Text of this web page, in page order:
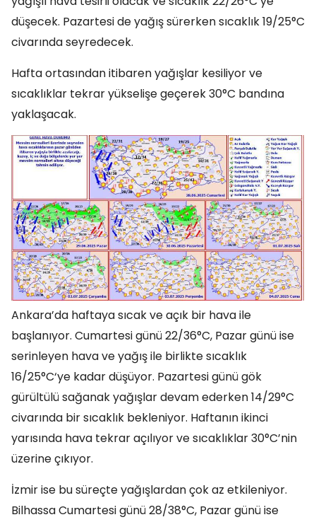
düşecek. Pazartesi de yağış sürerken sıcaklık 19/25°C
civarında seyredecek.
Hafta ortasından itibaren yağışlar kesiliyor ve
sıcaklıklar tekrar yükselişe geçerek 30°C bandına
yaklaşacak.
Ankara’da haftaya sıcak ve açık bir hava ile
başlanıyor. Cumartesi günü 22/36°C, Pazar günü ise
serinleyen hava ve yağış ile birlikte sıcaklık
16/25°C‘ye kadar düşüyor. Pazartesi günü gök
gürültülü sağanak yağışlar devam ederken 14/29°C
civarında bir sıcaklık bekleniyor. Haftanın ikinci
yarısında hava tekrar açılıyor ve sıcaklıklar 30°C’nin
üzerine çıkıyor.
İzmir ise bu süreçte yağışlardan çok az etkileniyor.
Bilhassa Cumartesi günü 28/38°C, Pazar günü ise